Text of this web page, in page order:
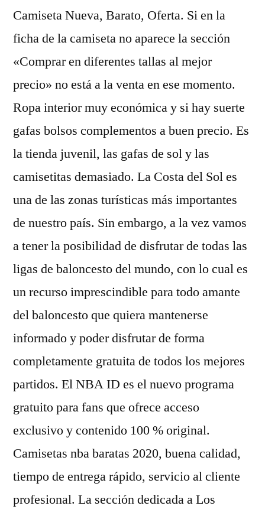
Camiseta Nueva, Barato, Oferta. Si en la
ficha de la camiseta no aparece la sección
«Comprar en diferentes tallas al mejor
precio» no está a la venta en ese momento.
Ropa interior muy económica y si hay suerte
gafas bolsos complementos a buen precio. Es
la tienda juvenil, las gafas de sol y las
camisetitas demasiado. La Costa del Sol es
una de las zonas turísticas más importantes
de nuestro país. Sin embargo, a la vez vamos
a tener la posibilidad de disfrutar de todas las
ligas de baloncesto del mundo, con lo cual es
un recurso imprescindible para todo amante
del baloncesto que quiera mantenerse
informado y poder disfrutar de forma
completamente gratuita de todos los mejores
partidos. El NBA ID es el nuevo programa
gratuito para fans que ofrece acceso
exclusivo y contenido 100 % original.
Camisetas nba baratas 2020, buena calidad,
tiempo de entrega rápido, servicio al cliente
profesional. La sección dedicada a Los